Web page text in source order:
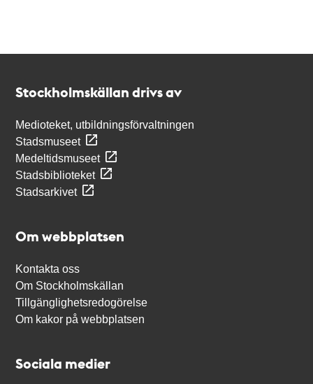
Stockholmskällan drivs av
Medioteket, utbildningsförvaltningen
Stadsmuseet
Medeltidsmuseet
Stadsbiblioteket
Stadsarkivet
Om webbplatsen
Kontakta oss
Om Stockholmskällan
Tillgänglighetsredogörelse
Om kakor på webbplatsen
Sociala medier